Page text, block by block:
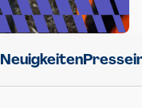
Neuigkeiten